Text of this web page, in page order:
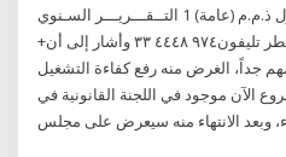
‫ﺍﻟﺘــﻘـــﺮﻳـــﺮ‬ ‫ﺍﻟﺴـﻨﻮﻱ‬ ‫‪1‬‬ ‫بنك قطر األول ذ‪.‬م‪.‬م (عامة)‬ ‫‪ 29‬شارع سحيم بن
حمد‬ ‫ص‪ .‬ب ‪ ,٢٨٠٢٨‬الدوحة‪ ,‬قطر‬ ‫تليفون‪+٩٧٤ ٤٤٤٨ ٣٣ وأشار إلى أن
جداً، الغرض منه رفع كفاءة التشغيل
الآن موجود في اللجنة القانونية في
وبعد الانتهاء منه سيعرض على مجلس